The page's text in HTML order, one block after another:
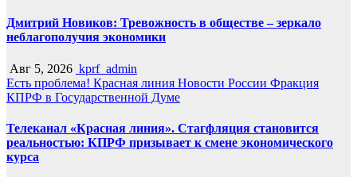
Дмитрий Новиков: Тревожность в обществе – зеркало
неблагополучия экономики
Авг 5, 2026 kprf_admin
Есть проблема! Красная линия Новости России Фракция
КПРФ в Государственной Думе
Телеканал «Красная линия». Стагфляция становится
реальностью: КПРФ призывает к смене экономического
курса